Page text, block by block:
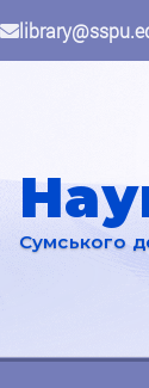
Сумського